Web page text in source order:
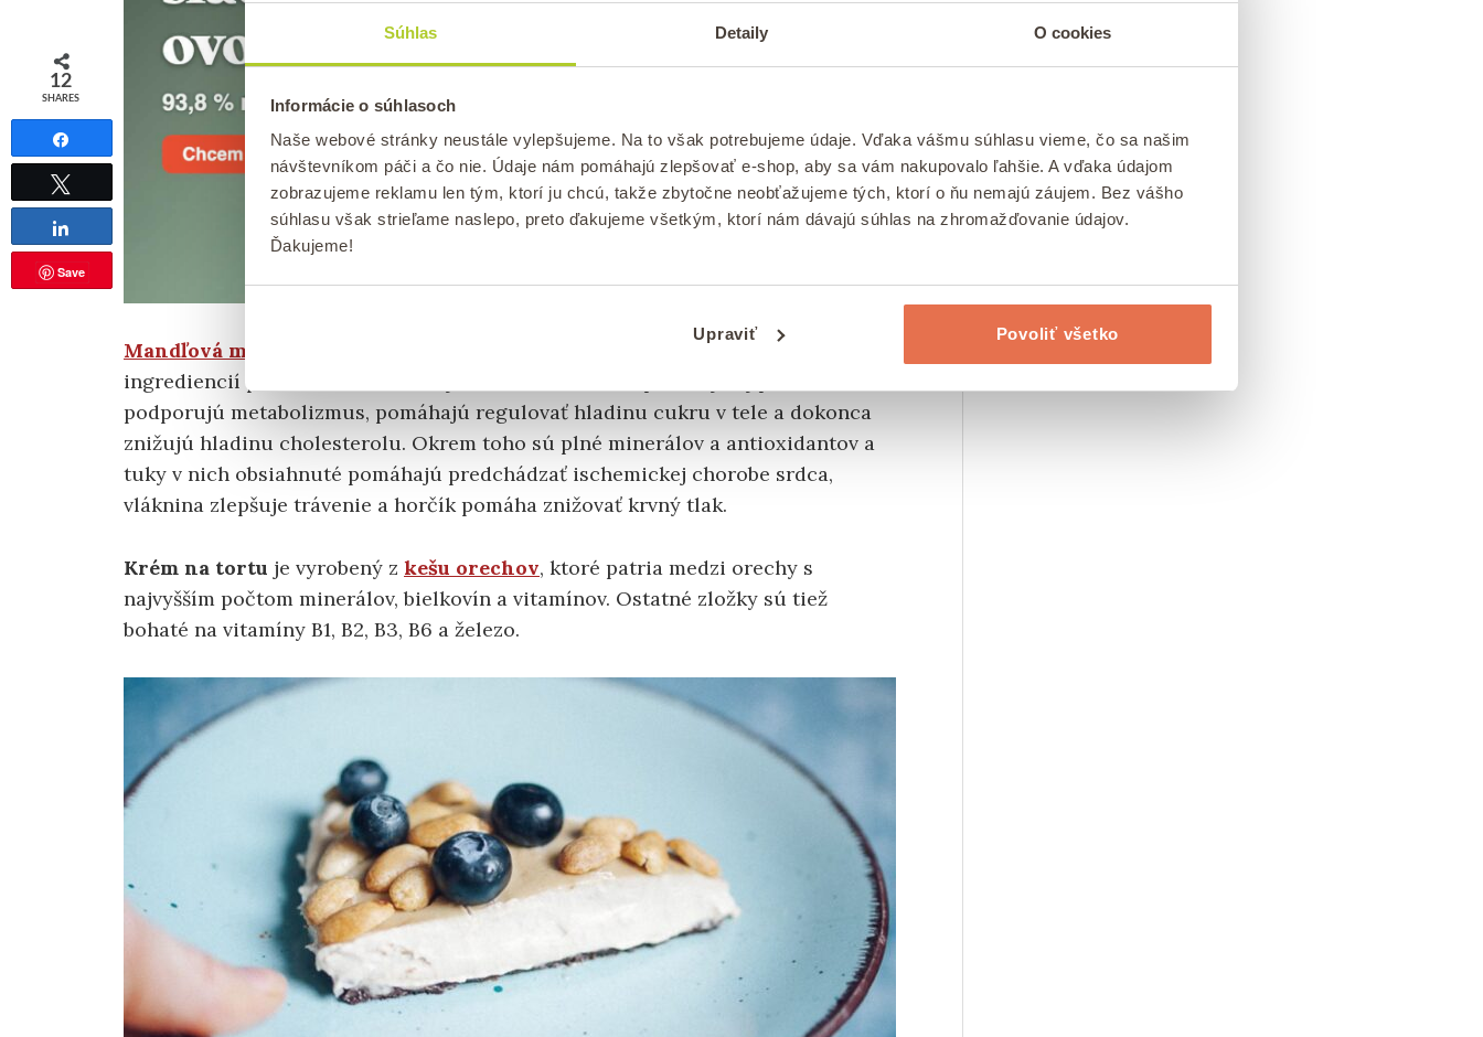
Súhlas Detaily O cookies
Informácie o súhlasoch
Naše webové stránky neustále vylepšujeme. Na to však potrebujeme údaje. Vďaka vášmu súhlasu vieme, čo sa našim
návštevníkom páči a čo nie. Údaje nám pomáhajú zlepšovať e-shop, aby sa vám nakupovalo ľahšie. A vďaka údajom
zobrazujeme reklamu len tým, ktorí ju chcú, takže zbytočne neobťažujeme tých, ktorí o ňu nemajú záujem. Bez vášho
súhlasu však strieľame naslepo, preto ďakujeme všetkým, ktorí nám dávajú súhlas na zhromažďovanie údajov.
Ďakujeme!
Upraviť Povoliť všetko
Mandľová múka
, ktorá tvorí korpus koláča, je jednou z odporúčaných
ingrediencií pri nízkosacharidovej diéte. Mandle sa odporúčajú aj pri chudnutí,
podporujú metabolizmus, pomáhajú regulovať hladinu cukru v tele a dokonca
znižujú hladinu cholesterolu. Okrem toho sú plné minerálov a antioxidantov a
tuky v nich obsiahnuté pomáhajú predchádzať ischemickej chorobe srdca,
vláknina zlepšuje trávenie a horčík pomáha znižovať krvný tlak.
Krém na tortu je vyrobený z kešu orechov, ktoré patria medzi orechy s
najvyšším počtom minerálov, bielkovín a vitamínov. Ostatné zložky sú tiež
bohaté na vitamíny B1, B2, B3, B6 a železo.
12
SHARES
Save